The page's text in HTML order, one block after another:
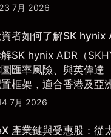
7月 2026
者如何了解SK hynix
SK hynix ADR（
匯率風險、與英偉達
框架，適合香港及亞
7月 2026
產業鏈與受惠股：從